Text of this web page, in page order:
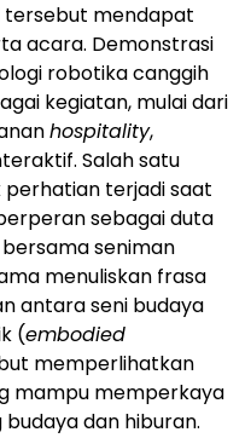
tersebut mendapat
acara. Demonstrasi
robotika canggih
kegiatan, mulai dari
hospitality,
Salah satu
terjadi saat
sebagai duta
seniman
menuliskan frasa
antara seni budaya
(embodied
memperlihatkan
mampu memperkaya
dan hiburan.